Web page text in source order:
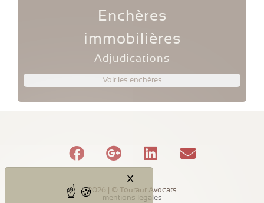
X
Enchères
immobilières
Adjudications
Voir les enchères
2026 | © Touraut Avocats
mentions légales